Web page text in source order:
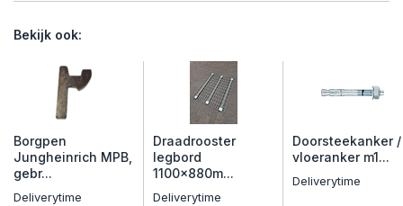
Bekijk ook:
Borgpen
Jungheinrich MPB,
gebr...
Deliverytime
Draadrooster
legbord
1100x880m...
Deliverytime
Doorsteekanker /
vloeranker m1...
Deliverytime